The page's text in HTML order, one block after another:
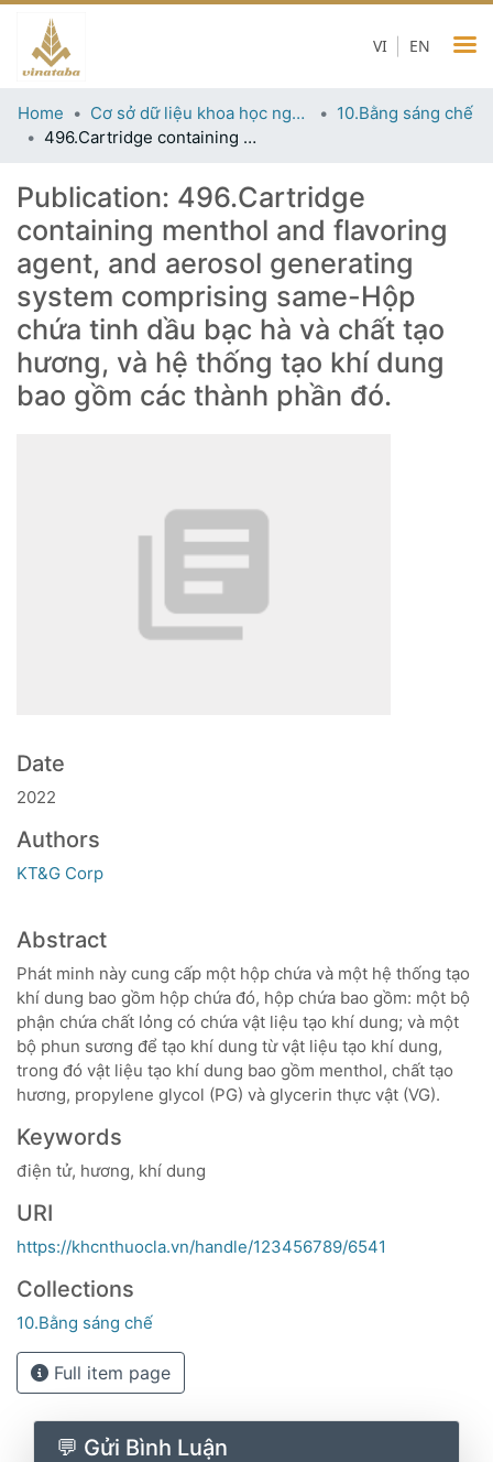
EN
VI
Home Cơ sở dữ liệu khoa học ngành thuốc lá
10.Bằng sáng chế
496.Cartridge containing menthol and flavoring agent, and aerosol generating system comprising same-Hộp chứa tinh dầu bạc hà và chất tạo hương, và hệ thống tạo khí dung bao gồm các thành phần đó.
Publication: 496.Cartridge
containing menthol and flavoring
agent, and aerosol generating
system comprising same-Hộp
chứa tinh dầu bạc hà và chất tạo
hương, và hệ thống tạo khí dung
bao gồm các thành phần đó.
Date
2022
Authors
KT&G Corp
Abstract
Phát minh này cung cấp một hộp chứa và một hệ thống tạo
khí dung bao gồm hộp chứa đó, hộp chứa bao gồm: một bộ
phận chứa chất lỏng có chứa vật liệu tạo khí dung; và một
bộ phun sương để tạo khí dung từ vật liệu tạo khí dung,
trong đó vật liệu tạo khí dung bao gồm menthol, chất tạo
hương, propylene glycol (PG) và glycerin thực vật (VG).
Keywords
điện tử, hương, khí dung
URI
https://khcnthuocla.vn/handle/123456789/6541
Collections
10.Bằng sáng chế
Full item page
💬 Gửi Bình Luận